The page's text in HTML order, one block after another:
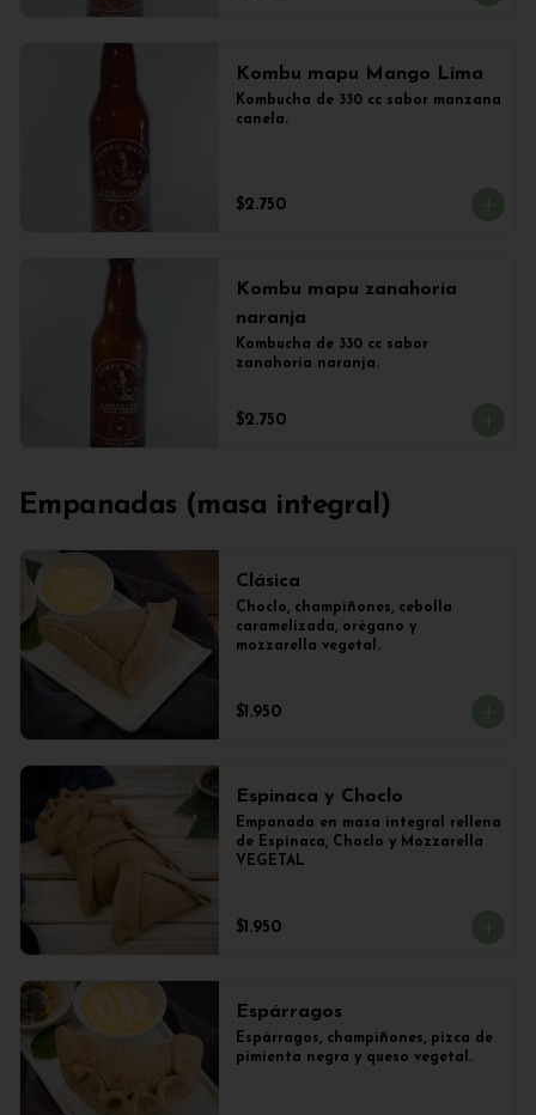
Kombu mapu Mango Lima
Kombucha de 330 cc sabor manzana
canela.
$2.750
Kombu mapu zanahoria
naranja
Kombucha de 330 cc sabor
zanahoria naranja.
$2.750
Empanadas (masa integral)
Clásica
Choclo, champiñones, cebolla
caramelizada, orégano y
mozzarella vegetal.
$1.950
Espinaca y Choclo
Empanada en masa integral rellena
de Espinaca, Choclo y Mozzarella
VEGETAL
$1.950
Espárragos
Espárragos, champiñones, pizca de
pimienta negra y queso vegetal.